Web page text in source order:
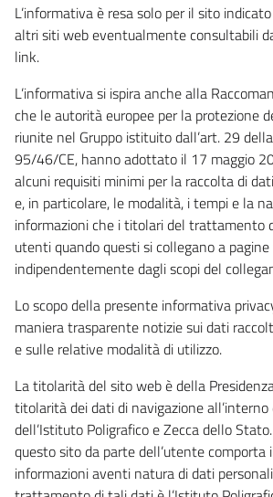
L’informativa è resa solo per il sito
altri siti web eventualmente consultabili
link.
L’informativa si ispira anche alla
che le autorità europee per la protezione
riunite nel Gruppo istituito dall’art. 29
95/46/CE, hanno adottato il 17 maggio
alcuni requisiti minimi per la raccolta di
e, in particolare, le modalità, i tempi e la
informazioni che i titolari del trattamento
utenti quando questi si collegano a
indipendentemente dagli scopi del
Lo scopo della presente informativa
maniera trasparente notizie sui dati
e sulle relative modalità di utilizzo.
La titolarità del sito web è della
titolarità dei dati di navigazione
dell’Istituto Poligrafico e Zecca dello
questo sito da parte dell’utente comporta
informazioni aventi natura di dati